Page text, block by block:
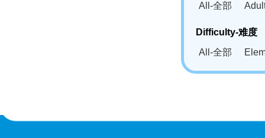
All-全部
Difficulty-难度
All-全部